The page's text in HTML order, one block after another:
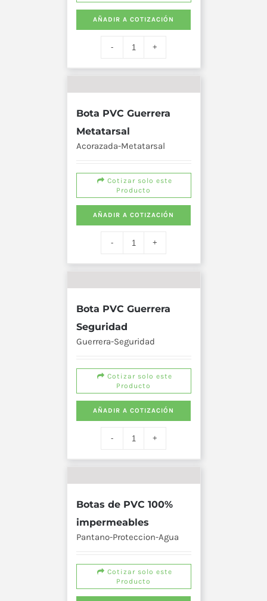
AÑADIR A COTIZACIÓN
Bota PVC Guerrera
Metatarsal
Acorazada-Metatarsal
Cotizar solo este
Producto
AÑADIR A COTIZACIÓN
Bota PVC Guerrera
Seguridad
Guerrera-Seguridad
Cotizar solo este
Producto
AÑADIR A COTIZACIÓN
Botas de PVC 100%
impermeables
Pantano-Proteccion-Agua
Cotizar solo este
Producto